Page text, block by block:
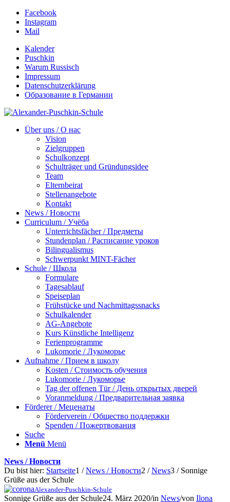
Facebook
Instagram
Mail
Kalender
Puschkin
Warum Russisch
Impressum
Datenschutzerklärung
Образование в Германии
Über uns / О нас
Vision
Zielgruppen
Schulkonzept
Schulträger und Gründungsidee
Team
Elternbeirat
Stellenangebote
Kontakt
News / Новости
Curriculum / Учёба
Unterrichtsfächer / Предметы
Stundenplan / Расписание уроков
Bilingualismus
Schwerpunkt MINT-Fächer
Schule / Школа
Formulare
Tagesablauf
Speiseplan
Frühstücke und Nachmittagssnacks
Schulkalender
AG-Angebote
Kurs Künstliche Intelligenz
Ferienprogramme
Lukomorie / Лукоморье
Aufnahme / Прием в школу
Kosten / Стоимость обучения
Lukomorie / Лукоморье
Tag der offenen Tür / День открытых дверей
Voranmeldung / Предварительная заявка
Förderer / Меценаты
Förderverein / Общество поддержки
Spenden / Пожертвования
Suche
Menü Menü
News / Новости
Du bist hier: Startseite1 / News / Новости2 / News3 / Sonnige
Grüße aus der Schule
Alexander-Puschkin-Schule
Sonnige Grüße aus der Schule24. März 2020/in News/von Ilona